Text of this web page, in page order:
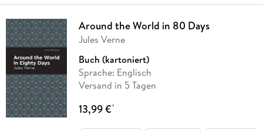
Around the World in 80 Days
Jules Verne
Buch (kartoniert)
Sprache: Englisch
Versand in 5 Tagen
13,99 €*